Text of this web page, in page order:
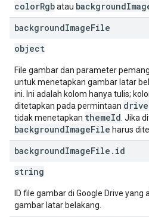
colorRgbatau
backgroundImageFile
object
File gambar dan parameter
untuk menetapkan gambar latar
ini. Ini adalah kolom hanya tulis;
ditetapkan pada permintaan
tidak menetapkan themeId . Jika
backgroundImageFile harus
backgroundImageFile . id
string
ID file gambar di Google Drive
gambar latar belakang.